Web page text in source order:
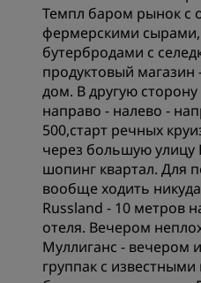
Темпл баром рынок с
фермерскими
бутербродами с
продуктовый магазин
дом. В другую сторону
направо - налево -
500,старт речных
через большую улицу
шопинг квартал. Для
вообще ходить
Russland - 10 метров
отеля. Вечером
Муллиганс - вечером
группак с